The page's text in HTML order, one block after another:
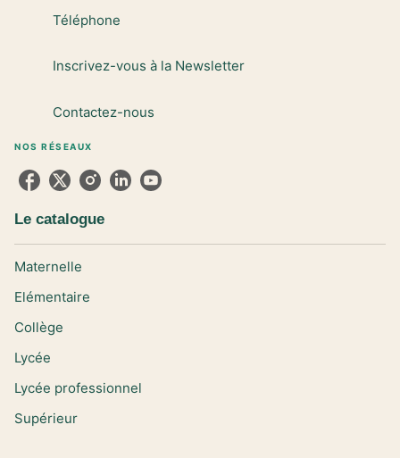
Téléphone
Inscrivez-vous à la Newsletter
Contactez-nous
NOS RÉSEAUX
Le catalogue
Maternelle
Elémentaire
Collège
Lycée
Lycée professionnel
Supérieur